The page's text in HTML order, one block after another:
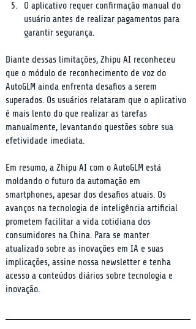
O aplicativo requer confirmação manual do
usuário antes de realizar pagamentos para
garantir segurança.
Diante dessas limitações, Zhipu AI reconheceu
que o módulo de reconhecimento de voz do
AutoGLM ainda enfrenta desafios a serem
superados. Os usuários relataram que o aplicativo
é mais lento do que realizar as tarefas
manualmente, levantando questões sobre sua
efetividade imediata.
Em resumo, a Zhipu AI com o AutoGLM está
moldando o futuro da automação em
smartphones, apesar dos desafios atuais. Os
avanços na tecnologia de inteligência artificial
prometem facilitar a vida cotidiana dos
consumidores na China. Para se manter
atualizado sobre as inovações em IA e suas
implicações, assine nossa newsletter e tenha
acesso a conteúdos diários sobre tecnologia e
inovação.